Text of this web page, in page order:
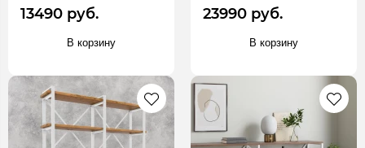
13490 руб.
В корзину
23990 руб.
В корзину